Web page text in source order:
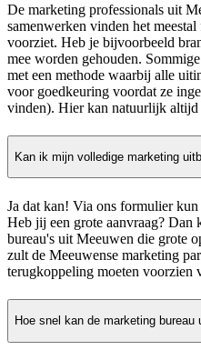
De marketing professionals uit
samenwerken vinden het
voorziet. Heb je bijvoorbeeld
mee worden gehouden.
met een methode waarbij alle
voor goedkeuring voordat ze
vinden). Hier kan natuurlijk
Kan ik mijn volledige marketing
Ja dat kan! Via ons formulier
Heb jij een grote aanvraag? Dan
bureau's uit Meeuwen die grote
zult de Meeuwense marketing
terugkoppeling moeten voorzien
Hoe snel kan de marketing bureau